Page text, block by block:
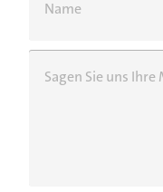
Name
Sagen Sie uns